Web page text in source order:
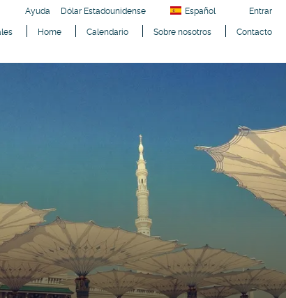
Ayuda Dólar Estadounidense Español
Entrar
Home Calendario Sobre nosotros Contacto